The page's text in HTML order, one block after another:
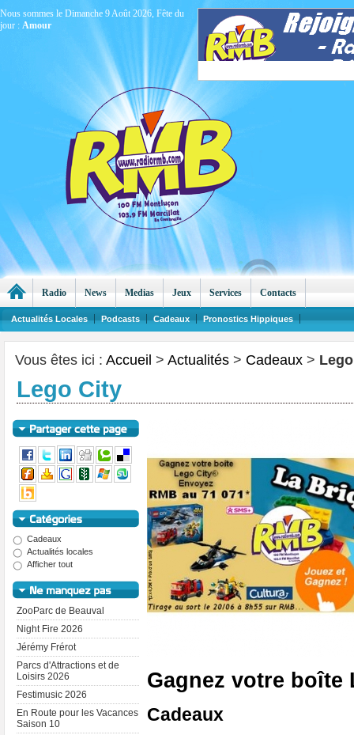
Vous êtes ici : Accueil > Actualités > Cadeaux >
Lego City
Gagnez votre boîte
Cadeaux
Cadeaux
Actualités locales
Afficher tout
ZooParc de Beauval
Night Fire 2026
Jérémy Frérot
Parcs d'Attractions et de
Loisirs 2026
Festimusic 2026
En Route pour les Vacances
Saison 10
Radio News Medias Jeux Services Contacts
Actualités Locales Podcasts Cadeaux Pronostics Hippiques
Nous sommes le Dimanche 9 Août 2026, Fête du
jour : Amour